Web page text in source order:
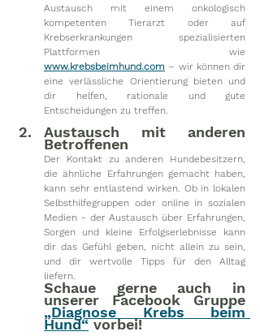
Austausch mit einem onkologisch
kompetenten Tierarzt oder auf
Krebserkrankungen spezialisierten
www.krebsbeimhund.com – wir können dir
eine verlässliche Orientierung bieten und
dir helfen, rationale und gute
Entscheidungen zu treffen.
Austausch mit anderen
Betroffenen
Der Kontakt zu anderen Hundebesitzern,
die ähnliche Erfahrungen gemacht haben,
kann sehr entlastend wirken. Ob in lokalen
Selbsthilfegruppen oder online in sozialen
Medien - der Austausch über Erfahrungen,
Sorgen und kleine Erfolgserlebnisse kann
dir das Gefühl geben, nicht allein zu sein,
und dir wertvolle Tipps für den Alltag
liefern.
Schaue gerne auch in
„Diagnose Krebs beim
Hund“ vorbei!